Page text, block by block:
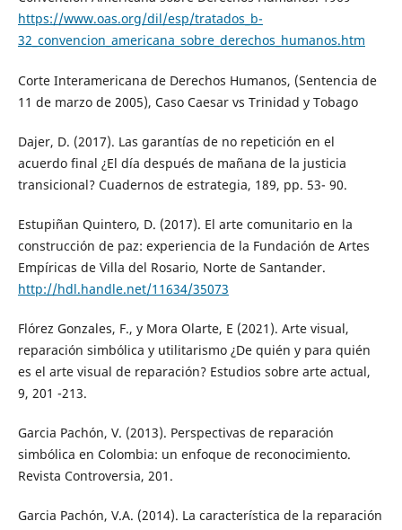
https://www.oas.org/dil/esp/tratados_b-
32_convencion_americana_sobre_derechos_humanos.htm
Corte Interamericana de Derechos Humanos, (Sentencia de
11 de marzo de 2005), Caso Caesar vs Trinidad y Tobago
Dajer, D. (2017). Las garantías de no repetición en el
acuerdo final ¿El día después de mañana de la justicia
transicional? Cuadernos de estrategia, 189, pp. 53- 90.
Estupiñan Quintero, D. (2017). El arte comunitario en la
construcción de paz: experiencia de la Fundación de Artes
Empíricas de Villa del Rosario, Norte de Santander.
http://hdl.handle.net/11634/35073
Flórez Gonzales, F., y Mora Olarte, E (2021). Arte visual,
reparación simbólica y utilitarismo ¿De quién y para quién
es el arte visual de reparación? Estudios sobre arte actual,
9, 201 -213.
Garcia Pachón, V. (2013). Perspectivas de reparación
simbólica en Colombia: un enfoque de reconocimiento.
Revista Controversia, 201.
Garcia Pachón, V.A. (2014). La característica de la reparación